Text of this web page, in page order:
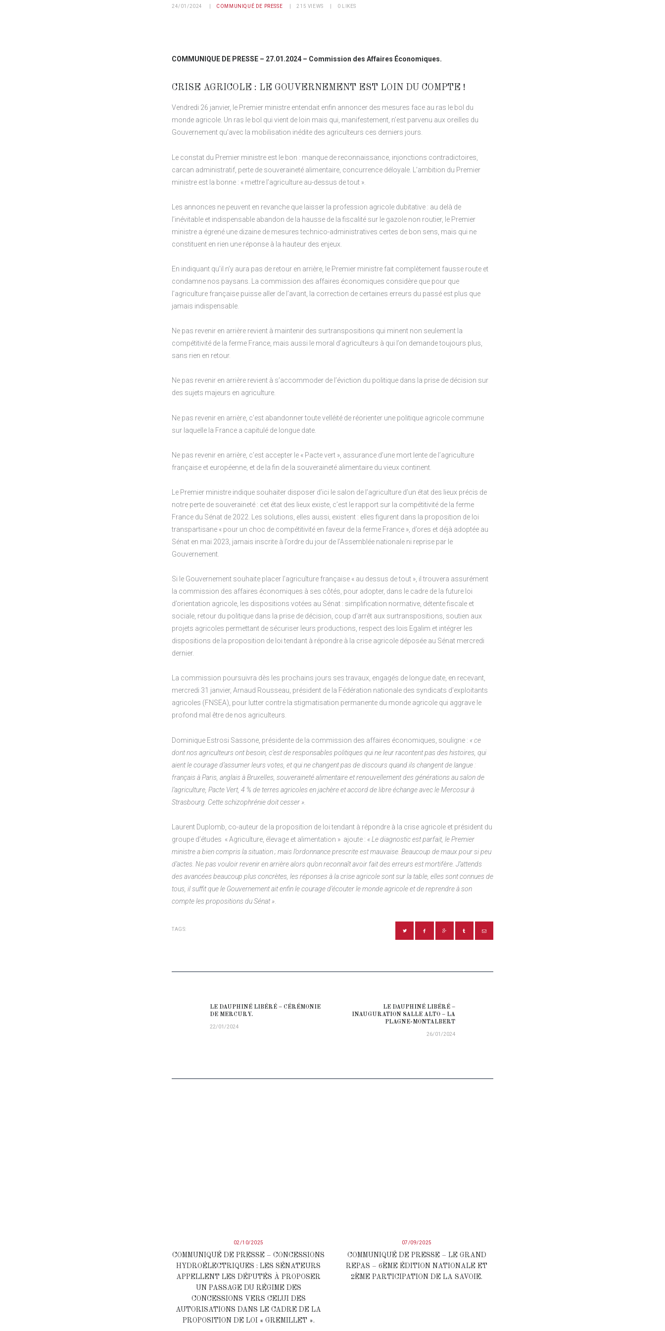
24/01/2024 COMMUNIQUÉ DE PRESSE 215 VIEWS 0 LIKES
COMMUNIQUE DE PRESSE – 27.01.2024 – Commission des Affaires Économiques.
CRISE AGRICOLE : LE GOUVERNEMENT EST LOIN DU COMPTE !
Vendredi 26 janvier, le Premier ministre entendait enfin annoncer des mesures face au ras le bol du
monde agricole. Un ras le bol qui vient de loin mais qui, manifestement, n’est parvenu aux oreilles du
Gouvernement qu’avec la mobilisation inédite des agriculteurs ces derniers jours.
Le constat du Premier ministre est le bon : manque de reconnaissance, injonctions contradictoires,
carcan administratif, perte de souveraineté alimentaire, concurrence déloyale. L’ambition du Premier
ministre est la bonne : « mettre l’agriculture au-dessus de tout ».
Les annonces ne peuvent en revanche que laisser la profession agricole dubitative : au delà de
l’inévitable et indispensable abandon de la hausse de la fiscalité sur le gazole non routier, le Premier
ministre a égrené une dizaine de mesures technico-administratives certes de bon sens, mais qui ne
constituent en rien une réponse à la hauteur des enjeux.
En indiquant qu’il n’y aura pas de retour en arrière, le Premier ministre fait complètement fausse route et
condamne nos paysans. La commission des affaires économiques considère que pour que
l’agriculture française puisse aller de l’avant, la correction de certaines erreurs du passé est plus que
jamais indispensable.
Ne pas revenir en arrière revient à maintenir des surtranspositions qui minent non seulement la
compétitivité de la ferme France, mais aussi le moral d’agriculteurs à qui l’on demande toujours plus,
sans rien en retour.
Ne pas revenir en arrière revient à s’accommoder de l’éviction du politique dans la prise de décision sur
des sujets majeurs en agriculture.
Ne pas revenir en arrière, c’est abandonner toute velléité de réorienter une politique agricole commune
sur laquelle la France a capitulé de longue date.
Ne pas revenir en arrière, c’est accepter le « Pacte vert », assurance d’une mort lente de l’agriculture
française et européenne, et de la fin de la souveraineté alimentaire du vieux continent.
Le Premier ministre indique souhaiter disposer d’ici le salon de l’agriculture d’un état des lieux précis de
notre perte de souveraineté : cet état des lieux existe, c’est le rapport sur la compétitivité de la ferme
France du Sénat de 2022. Les solutions, elles aussi, existent : elles figurent dans la proposition de loi
transpartisane « pour un choc de compétitivité en faveur de la ferme France », d’ores et déjà adoptée au
Sénat en mai 2023, jamais inscrite à l’ordre du jour de l’Assemblée nationale ni reprise par le
Gouvernement.
Si le Gouvernement souhaite placer l’agriculture française « au dessus de tout », il trouvera assurément
la commission des affaires économiques à ses côtés, pour adopter, dans le cadre de la future loi
d’orientation agricole, les dispositions votées au Sénat : simplification normative, détente fiscale et
sociale, retour du politique dans la prise de décision, coup d’arrêt aux surtranspositions, soutien aux
projets agricoles permettant de sécuriser leurs productions, respect des lois Egalim et intégrer les
dispositions de la proposition de loi tendant à répondre à la crise agricole déposée au Sénat mercredi
dernier.
La commission poursuivra dès les prochains jours ses travaux, engagés de longue date, en recevant,
mercredi 31 janvier, Arnaud Rousseau, président de la Fédération nationale des syndicats d’exploitants
agricoles (FNSEA), pour lutter contre la stigmatisation permanente du monde agricole qui aggrave le
profond mal être de nos agriculteurs.
Dominique Estrosi Sassone, présidente de la commission des affaires économiques, souligne : « ce
dont nos agriculteurs ont besoin, c’est de responsables politiques qui ne leur racontent pas des histoires, qui
aient le courage d’assumer leurs votes, et qui ne changent pas de discours quand ils changent de langue :
français à Paris, anglais à Bruxelles, souveraineté alimentaire et renouvellement des générations au salon de
l’agriculture, Pacte Vert, 4 % de terres agricoles en jachère et accord de libre échange avec le Mercosur à
Strasbourg. Cette schizophrénie doit cesser ».
Laurent Duplomb, co-auteur de la proposition de loi tendant à répondre à la crise agricole et président du
groupe d’études « Agriculture, élevage et alimentation » ajoute : « Le diagnostic est parfait, le Premier
ministre a bien compris la situation ; mais l’ordonnance prescrite est mauvaise. Beaucoup de maux pour si peu
d’actes. Ne pas vouloir revenir en arrière alors qu’on reconnaît avoir fait des erreurs est mortifère. J’attends
des avancées beaucoup plus concrètes, les réponses à la crise agricole sont sur la table, elles sont connues de
tous, il suffit que le Gouvernement ait enfin le courage d’écouter le monde agricole et de reprendre à son
compte les propositions du Sénat »
TAGS:
Previous post:
LE DAUPHINÉ LIBÉRÉ – CÉRÉMONIE
DE MERCURY.
22/01/2024
LE DAUPHINÉ LIBÉRÉ –
INAUGURATION SALLE ALTO – LA
PLAGNE-MONTALBERT
26/01/2024
02/10/2025
COMMUNIQUÉ DE PRESSE – CONCESSIONS
HYDROÉLECTRIQUES : LES SÉNATEURS
APPELLENT LES DÉPUTÉS À PROPOSER
UN PASSAGE DU RÉGIME DES
CONCESSIONS VERS CELUI DES
AUTORISATIONS DANS LE CADRE DE LA
PROPOSITION DE LOI « GREMILLET ».
07/09/2025
COMMUNIQUÉ DE PRESSE – LE GRAND
REPAS – 6ÈME ÉDITION NATIONALE ET
2ÈME PARTICIPATION DE LA SAVOIE.